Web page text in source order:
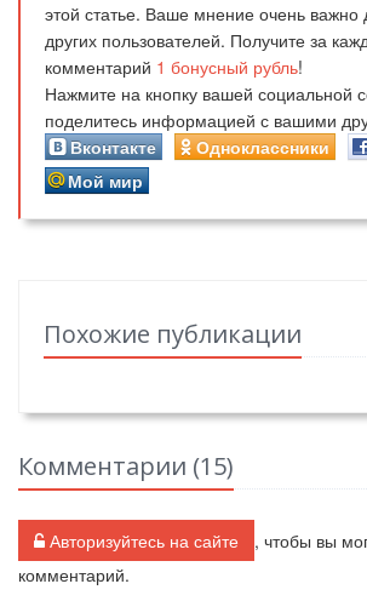
этой статье. Ваше мнение очень важно
других пользователей. Получите за
комментарий 1 бонусный рубль!
Нажмите на кнопку вашей социальной
поделитесь информацией с вашими
Вконтакте
Одноклассники
Мой мир
Похожие публикации
Комментарии (15)
Авторизуйтесь на сайте
, чтобы вы
комментарий.